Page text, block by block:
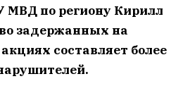
МВД по региону Кирилл
задержанных на
составляет более